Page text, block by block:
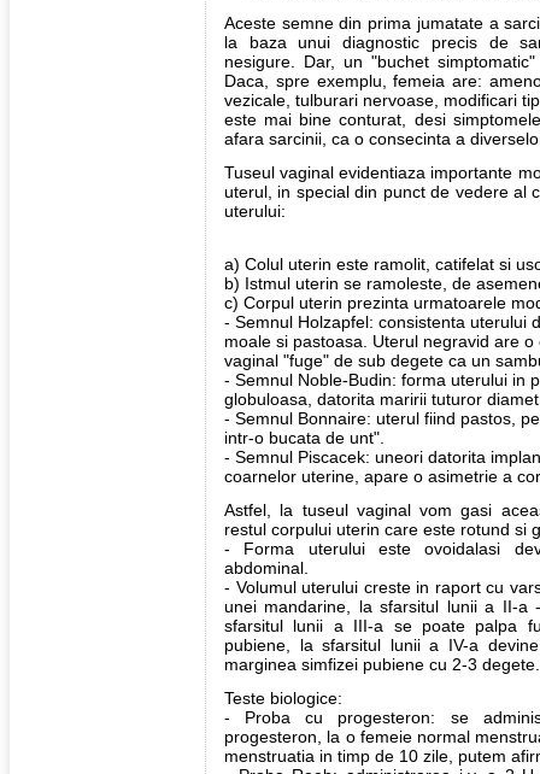
Aceste semne din prima jumatate a
la baza unui diagnostic precis de
nesigure. Dar, un "buchet
Daca, spre exemplu, femeia are:
vezicale, tulburari nervoase, modificari
este mai bine conturat, desi
afara sarcinii, ca o consecinta a
Tuseul vaginal evidentiaza importante
uterul, in special din punct de vedere al
uterului:
a) Colul uterin este ramolit, catifelat si
b) Istmul uterin se ramoleste, de
c) Corpul uterin prezinta urmatoarele
- Semnul Holzapfel: consistenta uterului
moale si pastoasa. Uterul negravid are
vaginal "fuge" de sub degete ca un
- Semnul Noble-Budin: forma uterului in
globuloasa, datorita maririi tuturor
- Semnul Bonnaire: uterul fiind pastos,
intr-o bucata de unt".
- Semnul Piscacek: uneori datorita
coarnelor uterine, apare o asimetrie a
Astfel, la tuseul vaginal vom gasi
restul corpului uterin care este rotund si
- Forma uterului este ovoidalasi
abdominal.
- Volumul uterului creste in raport cu
unei mandarine, la sfarsitul lunii a II-
sfarsitul lunii a III-a se poate palpa
pubiene, la sfarsitul lunii a IV-a
marginea simfizei pubiene cu 2-3 degete.
Teste biologice:
- Proba cu progesteron: se
progesteron, la o femeie normal
menstruatia in timp de 10 zile, putem